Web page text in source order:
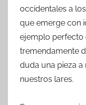
occidentales a
que emerge con
ejemplo perfecto
tremendamente
duda una pieza
nuestros lares.